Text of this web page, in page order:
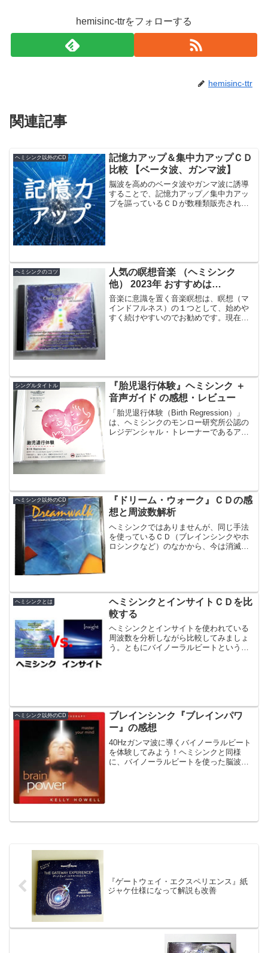
hemisinc-ttrをフォローする
hemisinc-ttr
関連記事
ヘミシンク以外のCD
記憶力アップ＆集中力アップＣＤ
比較 【ベータ波、ガンマ波】
脳波を高めのベータ波やガンマ波に誘導
することで、記憶力アップ／集中力アッ
プを謳っているＣＤが数種類販売されて
ヘミシンクのコツ
人気の瞑想音楽 （ヘミシンク
他） 2023年 おすすめは…
音楽に意識を置く音楽瞑想は、瞑想（マ
インドフルネス）の１つとして、始めや
すく続けやすいのでお勧めです。現在人
シングルタイトル
『胎児退行体験』ヘミシンク ＋
音声ガイド の感想・レビュー
「胎児退行体験（Birth Regression）」
は、ヘミシンクのモンロー研究所公認の
レジデンシャル・トレーナーであるアク
ヘミシンク以外のCD
『ドリーム・ウォーク』ＣＤの感
想と周波数解析
ヘミシンクではありませんが、同じ手法
を使っているＣＤ（ブレインシンクやホ
ロシンクなど）のなかから、今は消滅し
ヘミシンクとは
ヘミシンクとインサイトＣＤを比
較する
ヘミシンクとインサイトを使われている
周波数を分析しながら比較してみましょ
う。ともにバイノーラルビートという手
ヘミシンク以外のCD
ブレインシンク『ブレインパワ
ー』の感想
40Hzガンマ波に導くバイノーラルビート
を体験してみよう！ヘミシンクと同様
に、バイノーラルビートを使った脳波誘
『ゲートウェイ・エクスペリエンス』紙
ジャケ仕様になって解説も改善